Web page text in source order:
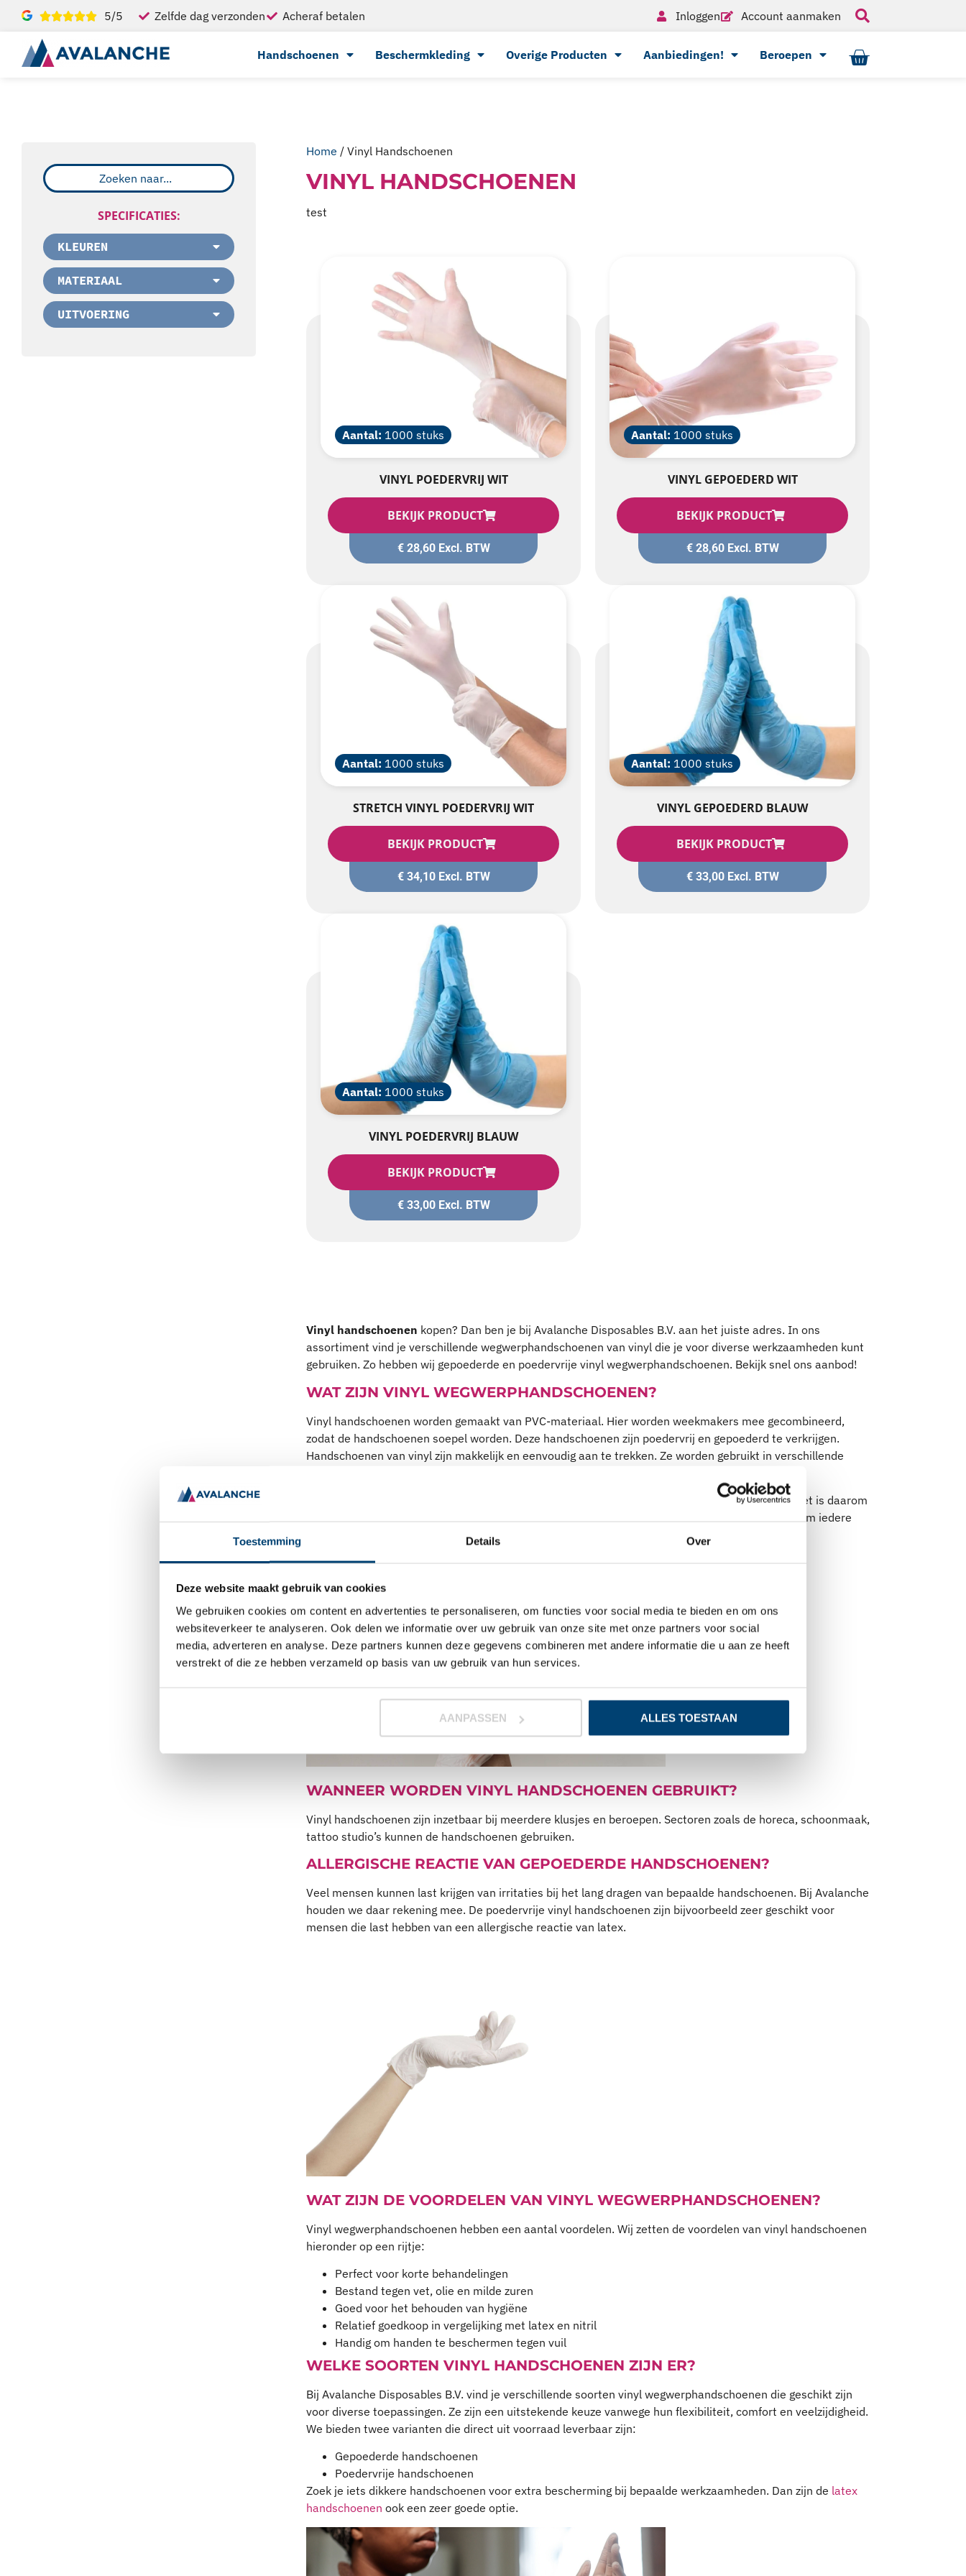
Toestemming Details Over
Deze website maakt gebruik van cookies
We gebruiken cookies om content en advertenties te personaliseren, om functies voor social media te bieden en om ons
websiteverkeer te analyseren. Ook delen we informatie over uw gebruik van onze site met onze partners voor social
media, adverteren en analyse. Deze partners kunnen deze gegevens combineren met andere informatie die u aan ze heeft
verstrekt of die ze hebben verzameld op basis van uw gebruik van hun services.
AANPASSEN ALLES TOESTAAN
5/5 Zelfde dag verzonden Acheraf betalen Inloggen Account aanmaken
Handschoenen Beschermkleding Overige Producten Aanbiedingen! Beroepen
SPECIFICATIES:
KLEUREN
MATERIAAL
UITVOERING
Home / Vinyl Handschoenen
VINYL HANDSCHOENEN
test
Aantal: 1000 stuks
VINYL POEDERVRIJ WIT
BEKIJK PRODUCT
€28,60Excl. BTW
Aantal: 1000 stuks
VINYL GEPOEDERD WIT
BEKIJK PRODUCT
€28,60Excl. BTW
Aantal: 1000 stuks
STRETCH VINYL POEDERVRIJ WIT
BEKIJK PRODUCT
€34,10Excl. BTW
Aantal: 1000 stuks
VINYL GEPOEDERD BLAUW
BEKIJK PRODUCT
€33,00Excl. BTW
Aantal: 1000 stuks
VINYL POEDERVRIJ BLAUW
BEKIJK PRODUCT
€33,00Excl. BTW
Vinyl handschoenen kopen? Dan ben je bij Avalanche Disposables B.V. aan het juiste adres. In ons
assortiment vind je verschillende wegwerphandschoenen van vinyl die je voor diverse werkzaamheden kunt
gebruiken. Zo hebben wij gepoederde en poedervrije vinyl wegwerphandschoenen. Bekijk snel ons aanbod!
WAT ZIJN VINYL WEGWERPHANDSCHOENEN?
Vinyl handschoenen worden gemaakt van PVC-materiaal. Hier worden weekmakers mee gecombineerd,
zodat de handschoenen soepel worden. Deze handschoenen zijn poedervrij en gepoederd te verkrijgen.
Handschoenen van vinyl zijn makkelijk en eenvoudig aan te trekken. Ze worden gebruikt in verschillende
en latex handschoenen. Het is daarom
meestal geschikt voor korte behandelingen en eenmalig gebruik. De handschoenen zitten goed om iedere
WANNEER WORDEN VINYL HANDSCHOENEN GEBRUIKT?
Vinyl handschoenen zijn inzetbaar bij meerdere klusjes en beroepen. Sectoren zoals de horeca, schoonmaak,
tattoo studio’s kunnen de handschoenen gebruiken.
ALLERGISCHE REACTIE VAN GEPOEDERDE HANDSCHOENEN?
Veel mensen kunnen last krijgen van irritaties bij het lang dragen van bepaalde handschoenen. Bij Avalanche
houden we daar rekening mee. De poedervrije vinyl handschoenen zijn bijvoorbeeld zeer geschikt voor
mensen die last hebben van een allergische reactie van latex.
WAT ZIJN DE VOORDELEN VAN VINYL WEGWERPHANDSCHOENEN?
Vinyl wegwerphandschoenen hebben een aantal voordelen. Wij zetten de voordelen van vinyl handschoenen
hieronder op een rijtje:
Perfect voor korte behandelingen
Bestand tegen vet, olie en milde zuren
Goed voor het behouden van hygiëne
Relatief goedkoop in vergelijking met latex en nitril
Handig om handen te beschermen tegen vuil
WELKE SOORTEN VINYL HANDSCHOENEN ZIJN ER?
Bij Avalanche Disposables B.V. vind je verschillende soorten vinyl wegwerphandschoenen die geschikt zijn
voor diverse toepassingen. Ze zijn een uitstekende keuze vanwege hun flexibiliteit, comfort en veelzijdigheid.
We bieden twee varianten die direct uit voorraad leverbaar zijn:
Gepoederde handschoenen
Poedervrije handschoenen
Zoek je iets dikkere handschoenen voor extra bescherming bij bepaalde werkzaamheden. Dan zijn de latex
handschoenen ook een zeer goede optie.